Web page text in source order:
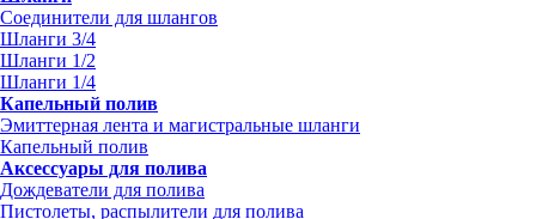
Соединители для шлангов
Шланги 3/4
Шланги 1/2
Шланги 1/4
Капельный полив
Эмиттерная лента и магистральные шланги
Капельный полив
Аксессуары для полива
Дождеватели для полива
Пистолеты, распылители для полива